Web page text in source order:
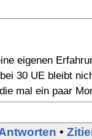
eigenen
30 UE bleibt
mal ein paar
•